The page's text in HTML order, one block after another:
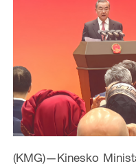
(KMG)—Kinesko